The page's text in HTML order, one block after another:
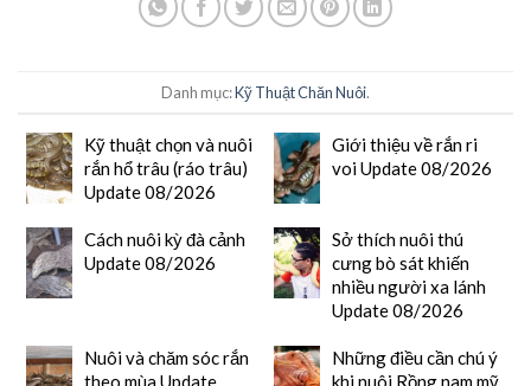
Danh mục:Kỹ Thuật Chăn Nuôi.
Kỹ thuật chọn và nuôi
rắn hổ trâu (ráo trâu)
Update 08/2026
Giới thiệu về rắn ri
voi Update 08/2026
Cách nuôi kỳ đà cảnh
Update 08/2026
Sở thích nuôi thú
cưng bò sát khiến
nhiều người xa lánh
Update 08/2026
Nuôi và chăm sóc rắn
Những điều cần chú ý